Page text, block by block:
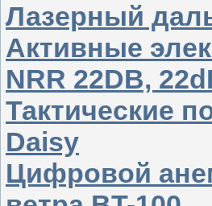
Лазерный
Активные
NRR 22DB,
Тактические
Daisy
Цифровой